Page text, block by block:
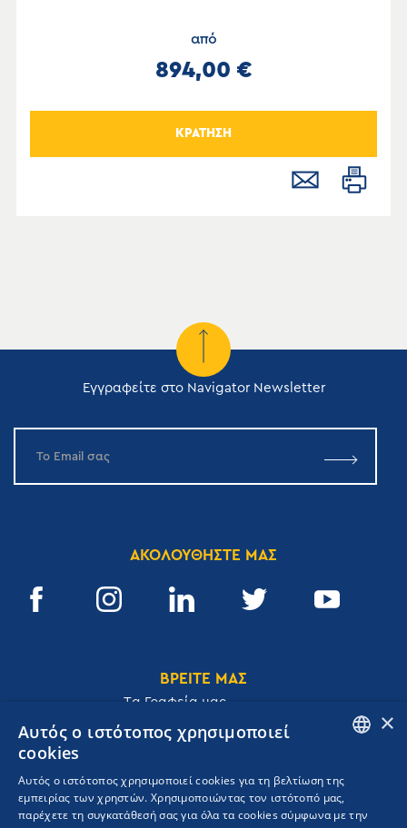
από
894,00 €
ΚΡΑΤΗΣΗ
Εγγραφείτε στο Navigator Newsletter
ΑΚΟΛΟΥΘΗΣΤΕ ΜΑΣ
ΒΡΕΙΤΕ ΜΑΣ
Tα Γραφεία μας
Ακαδημίας 32, 106 72, Αθήνα, Ελλάδα
T. +30 210 3609801
GREEK
×
Αυτός ο ιστότοπος χρησιμοποιεί
cookies
Αυτός ο ιστότοπος χρησιμοποιεί cookies για τη βελτίωση της
εμπειρίας των χρηστών. Χρησιμοποιώντας τον ιστότοπό μας,
παρέχετε τη συγκατάθεσή σας για όλα τα cookies σύμφωνα με την